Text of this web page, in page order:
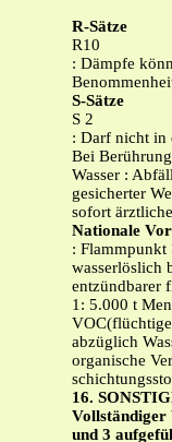
R-Sätze
R10
: Dämpfe
S-Sätze
S 2
: Darf nicht in
Bei
Wasser :
gesicherter
sofort
Nationale
: Flammpunkt
wasserlöslich
entzündbarer
1: 5.000 t
abzüglich
organische
16.
Vollständiger
und 3